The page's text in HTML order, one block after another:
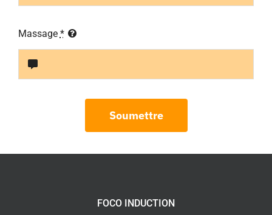
Massage *
Soumettre
FOCO INDUCTION